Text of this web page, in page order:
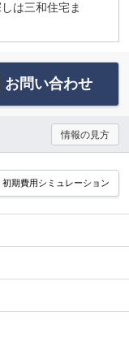
は三和住宅ま
お問い合わせ
情報の見方
初期費用シミュレーション